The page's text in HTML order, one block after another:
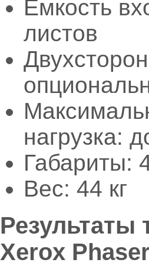
Емкость
листов
нагрузка:
Габариты:
Вес: 44 кг
Результаты
Xerox